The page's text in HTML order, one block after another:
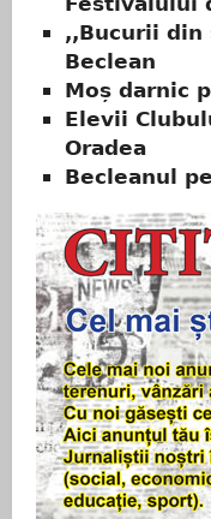
,,Bucurii
Beclean
Moș darnic
Elevii
Oradea
Becleanul